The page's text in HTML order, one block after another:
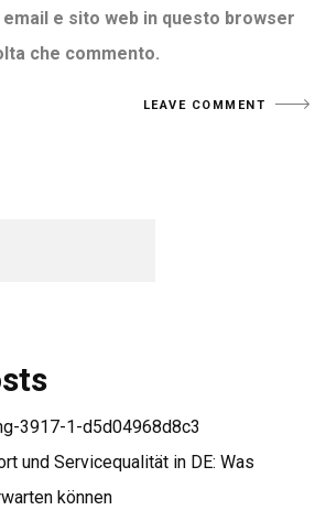
email e sito web in questo browser
che commento.
3917-1-d5d04968d8c3
und Servicequalität in DE: Was
können